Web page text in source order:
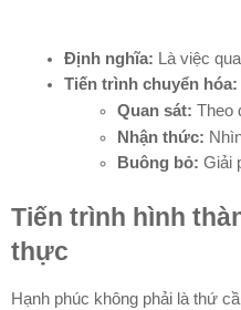
Định nghĩa: Là việc
Tiến trình chuyển hóa:
Quan sát: Theo
Nhận thức:
Buông bỏ: Giải
Tiến trình hình
thực
Hạnh phúc không phải là thứ